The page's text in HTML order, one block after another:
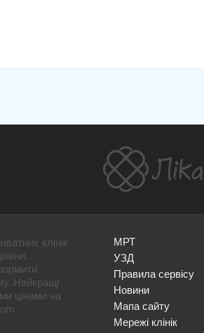
клінік
Найкращі
цінами на
МРТ
УЗД
Правила сервісу
Новини
Мапа сайту
Мережі клінік